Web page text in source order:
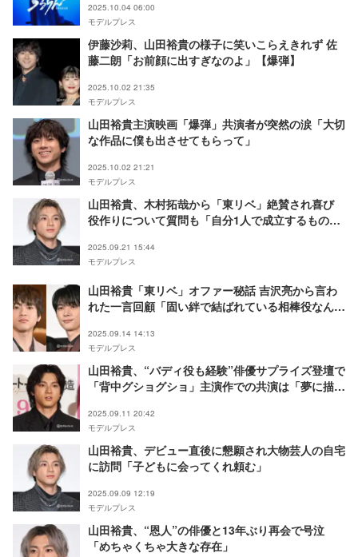
2025.10.04 06:00
モデルプレス
伊藤沙莉、山田裕貴の様子に笑いこらえきれず 佐
藤二朗「お前顔に出すぎなのよ」【爆弾】
2025.10.02 21:35
モデルプレス
山田裕貴主演映画「爆弾」共演者が突然の涙「大切
な作品に僕も出させてもらって」
2025.10.02 21:21
モデルプレス
山田裕貴、木村拓哉から「東リベ」絶賛され喜び
役作りについて質問も「自分1人で成立するものは
2025.09.21 15:44
モデルプレス
山田裕貴「東リベ」オファー秘話 吉沢亮から言わ
れた一言回顧「固い絆で結ばれている相棒役なん
2025.09.14 14:13
モデルプレス
山田裕貴、“バディ役も経験”俳優サプライズ登壇で
「背中グショグショ」主演作での共演は「夢に描い
2025.09.11 20:42
モデルプレス
山田裕貴、デビュー直後に懇願され大物芸人の自宅
に訪問「子どもに会ってくれ頼む」
2025.09.09 12:19
モデルプレス
山田裕貴、“恩人”の俳優と13年ぶり再会で号泣
「めちゃくちゃ大きな存在」